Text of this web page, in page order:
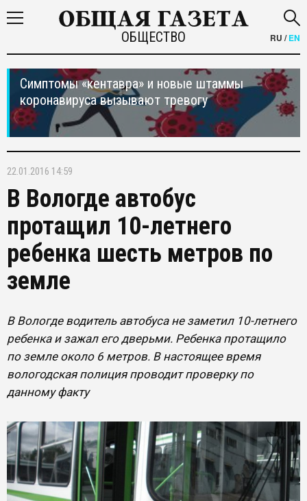
ОБЩЕСТВО RU /EN
Симптомы «кентавра» и новые штаммы
коронавируса вызывают тревогу
22.01.2016 14:59
В Вологде автобус
протащил 10-летнего
ребенка шесть метров по
земле
В Вологде водитель автобуса не заметил 10-летнего
ребенка и зажал его дверьми. Ребенка протащило
по земле около 6 метров. В настоящее время
вологодская полиция проводит проверку по
данному факту